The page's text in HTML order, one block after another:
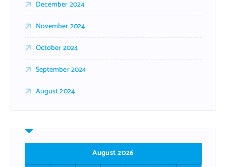
December 2024
November 2024
October 2024
September 2024
August 2024
August 2026